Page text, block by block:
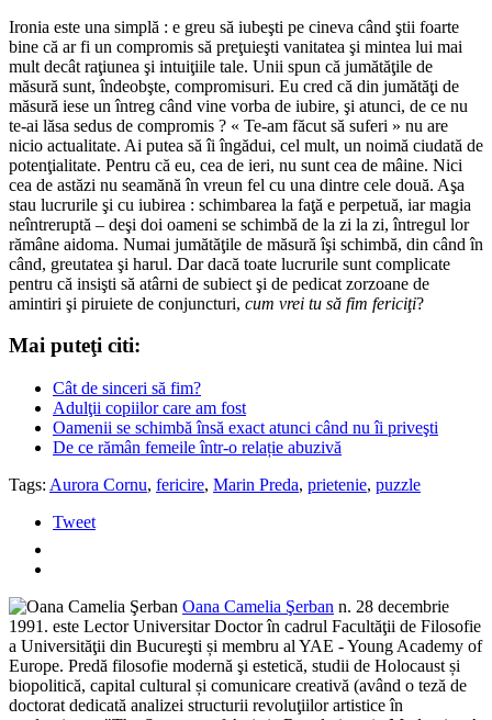
Ironia este una simplă : e greu să iubeşti pe cineva când ştii foarte
bine că ar fi un compromis să preţuieşti vanitatea şi mintea lui mai
mult decât raţiunea şi intuiţiile tale. Unii spun că jumătăţile de
măsură sunt, îndeobşte, compromisuri. Eu cred că din jumătăţi de
măsură iese un întreg când vine vorba de iubire, şi atunci, de ce nu
te-ai lăsa sedus de compromis ? « Te-am făcut să suferi » nu are
nicio actualitate. Ai putea să îi îngădui, cel mult, un noimă ciudată de
potenţialitate. Pentru că eu, cea de ieri, nu sunt cea de mâine. Nici
cea de astăzi nu seamănă în vreun fel cu una dintre cele două. Aşa
stau lucrurile şi cu iubirea : schimbarea la faţă e perpetuă, iar magia
neîntreruptă – deşi doi oameni se schimbă de la zi la zi, întregul lor
rămâne aidoma. Numai jumătăţile de măsură îşi schimbă, din când în
când, greutatea şi harul. Dar dacă toate lucrurile sunt complicate
pentru că insişti să atârni de subiect şi de pedicat zorzoane de
amintiri şi piruiete de conjuncturi, cum vrei tu să fim fericiţi?
Mai puteţi citi:
Cât de sinceri să fim?
Adulţii copiilor care am fost
Oamenii se schimbă însă exact atunci când nu îi priveşti
De ce rămân femeile într-o relație abuzivă
Tags: Aurora Cornu, fericire, Marin Preda, prietenie, puzzle
Tweet
Oana Camelia Şerban n. 28 decembrie
1991. este Lector Universitar Doctor în cadrul Facultăţii de Filosofie
a Universităţii din Bucureşti și membru al YAE - Young Academy of
Europe. Predă filosofie modernă şi estetică, studii de Holocaust și
biopolitică, capital cultural și comunicare creativă (având o teză de
doctorat dedicată analizei structurii revoluţiilor artistice în